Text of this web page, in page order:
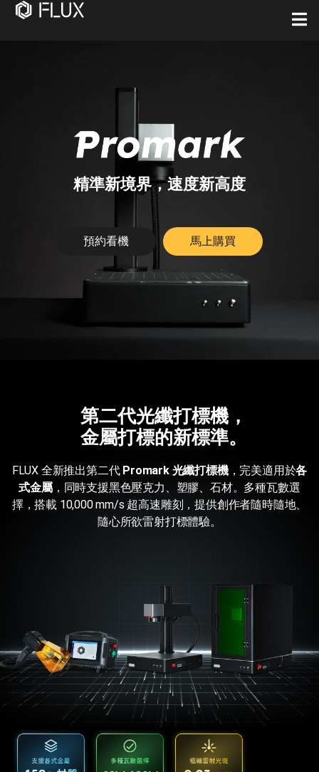
預約看機 馬上購買
精準新境界，速度新高度
第二代光纖打標機，
金屬打標的新標準。
FLUX 全新推出第二代 Promark 光纖打標機，完美適用於各
式金屬，同時支援黑色壓克力、塑膠、石材。多種瓦數選
擇，搭載 10,000 mm/s 超高速雕刻，提供創作者隨時隨地、
隨心所欲雷射打標體驗。